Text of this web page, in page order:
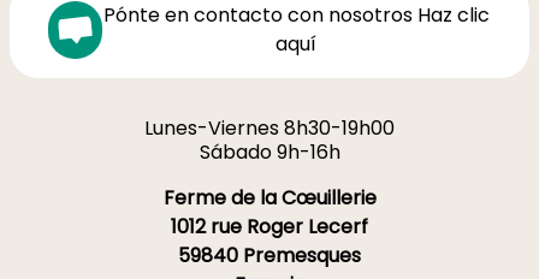
Pónte en contacto con nosotros Haz clic
aquí
Lunes-Viernes 8h30-19h00
Sábado 9h-16h
Ferme de la Cœuillerie
1012 rue Roger Lecerf
59840 Premesques